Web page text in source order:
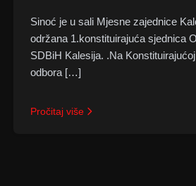
Sinoć je u sali Mjesne zajednice
održana 1.konstituirajuća sjednica
SDBiH Kalesija. .Na
odbora […]
Pročitaj više